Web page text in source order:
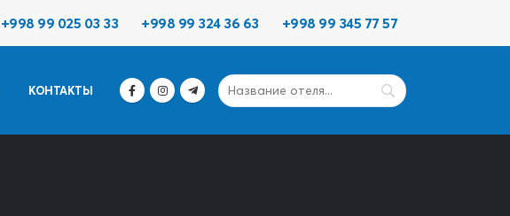
+998 99 025 03 33 +998 99 324 36 63 +998 99 345 77 57
КОНТАКТЫ